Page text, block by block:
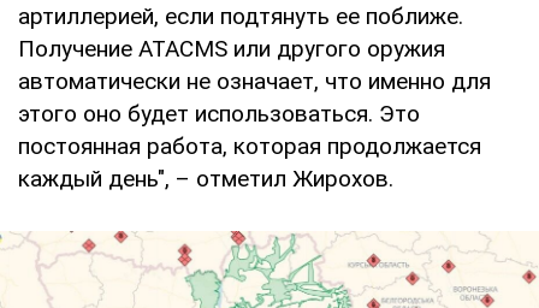
артиллерией, если подтянуть ее поближе.
Получение ATACMS или другого оружия
автоматически не означает, что именно для
этого оно будет использоваться. Это
постоянная работа, которая продолжается
каждый день", – отметил Жирохов.